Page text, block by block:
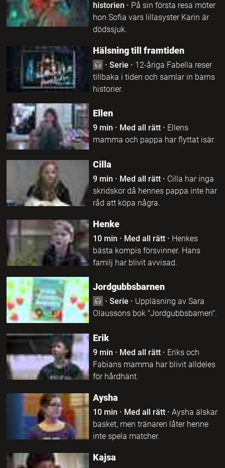
historien · På sin första resa möter
hon Sofia vars lillasyster Karin är
dödssjuk.
Hälsning till framtiden
· Serie · 12-åriga Fabella reser
tillbaka i tiden och samlar in barns
historier.
Ellen
9 min · Med all rätt· Ellens
mamma och pappa har flyttat isär.
Cilla
9 min · Med all rätt· Cilla har inga
skridskor då hennes pappa inte har
råd att köpa några.
Henke
10 min · Med all rätt· Henkes
bästa kompis försvinner. Hans
familj har blivit avvisad.
Jordgubbsbarnen
· Serie · Uppläsning av Sara
Olaussons bok "Jordgubbsbarnen".
Erik
9 min · Med all rätt· Eriks och
Fabians mamma har blivit alldeles
för hårdhänt.
Aysha
10 min · Med all rätt· Aysha älskar
basket, men tränaren låter henne
inte spela matcher.
Kajsa